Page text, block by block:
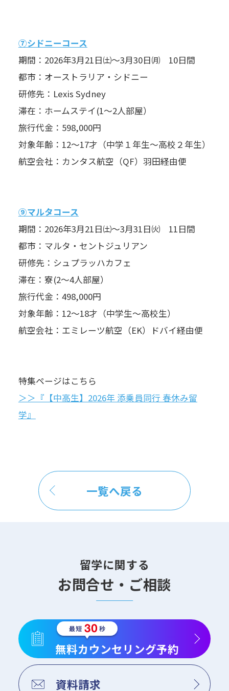
⑦シドニーコース
期間：2026年3月21日㈯～3月30日㈪ 10日間
都市：オーストラリア・シドニー
研修先：Lexis Sydney
滞在：ホームステイ(1～2人部屋）
旅行代金：598,000円
対象年齢：12～17才（中学１年生～高校２年生）
航空会社：カンタス航空（QF）羽田経由便
⑨マルタコース
期間：2026年3月21日㈯～3月31日㈫ 11日間
都市：マルタ・セントジュリアン
研修先：シュプラッハカフェ
滞在：寮(2～4人部屋）
旅行代金：498,000円
対象年齢：12～18才（中学生～高校生）
航空会社：エミレーツ航空（EK）ドバイ経由便
特集ページはこちら
＞＞『【中高生】2026年 添乗員同行 春休み留
学』
一覧へ戻る
留学に関する
お問合せ・ご相談
無料カウンセリング予約
資料請求